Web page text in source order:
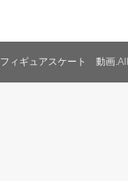
フィギュアスケート 動画